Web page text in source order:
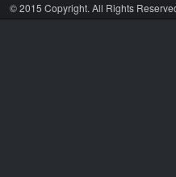
© 2015 Copyright. All Rights